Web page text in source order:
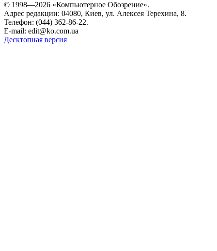
© 1998—2026 «Компьютерное Обозрение».
Адрес редакции: 04080, Киев, ул. Алексея Терехина, 8.
Телефон: (044) 362-86-22.
E-mail: edit@ko.com.ua
Десктопная версия